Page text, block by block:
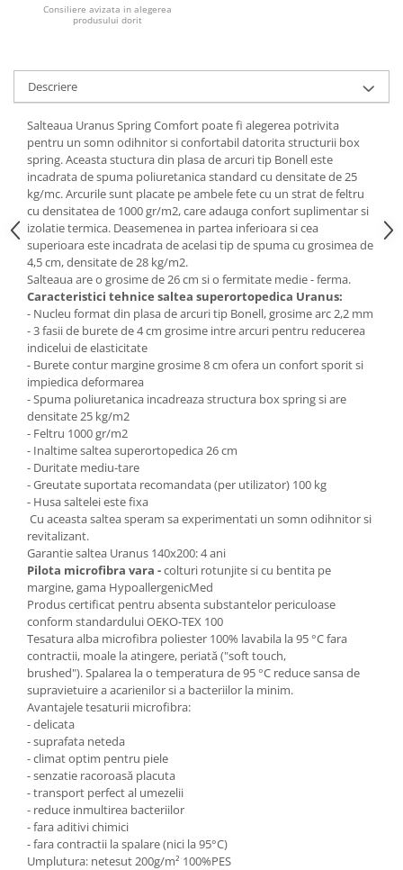
Mese gradinita
Set mese si scaune gradinita
Mobilier copii
Mobila camera copii
Scaune birou pentru copii
Saltele patuturi copii
Paturi copii
Masa si scaune gradinita
Seturi comode living si dormitor
Consiliere avizata in alegerea
produsului dorit
Descriere
Salteaua Uranus Spring Comfort poate fi alegerea potrivita
pentru un somn odihnitor si confortabil datorita structurii box
spring. Aceasta stuctura din plasa de arcuri tip Bonell este
incadrata de spuma poliuretanica standard cu densitate de 25
kg/mc. Arcurile sunt placate pe ambele fete cu un strat de feltru
cu densitatea de 1000 gr/m2, care adauga confort suplimentar si
izolatie termica. Deasemenea in partea inferioara si cea
superioara este incadrata de acelasi tip de spuma cu grosimea de
4,5 cm, densitate de 28 kg/m2.
Salteaua are o grosime de 26 cm si o fermitate medie - ferma.
Caracteristici tehnice saltea superortopedica Uranus:
- Nucleu format din plasa de arcuri tip Bonell, grosime arc 2,2 mm
- 3 fasii de burete de 4 cm grosime intre arcuri pentru reducerea
indicelui de elasticitate
- Burete contur margine grosime 8 cm ofera un confort sporit si
impiedica deformarea
- Spuma poliuretanica incadreaza structura box spring si are
densitate 25 kg/m2
- Feltru 1000 gr/m2
- Inaltime saltea superortopedica 26 cm
- Duritate mediu-tare
- Greutate suportata recomandata (per utilizator) 100 kg
- Husa saltelei este fixa
Cu aceasta saltea speram sa experimentati un somn odihnitor si
revitalizant.
Garantie saltea Uranus 140x200: 4 ani
Pilota microfibra vara -colturi rotunjite si cu bentita pe
margine, gama HypoallergenicMed
Produs certificat pentru absenta substantelor periculoase
conform standardului OEKO-TEX 100
Tesatura alba microfibra poliester 100% lavabila la 95 °C fara
contractii, moale la atingere, periată ("soft touch,
brushed"). Spalarea la o temperatura de 95 °C reduce sansa de
supravietuire a acarienilor si a bacteriilor la minim.
Avantajele tesaturii microfibra:
- delicata
- suprafata neteda
- climat optim pentru piele
- senzatie racoroasă placuta
- transport perfect al umezelii
- reduce inmultirea bacteriilor
- fara aditivi chimici
- fara contractii la spalare (nici la 95°C)
Umplutura: netesut 200g/m² 100%PES